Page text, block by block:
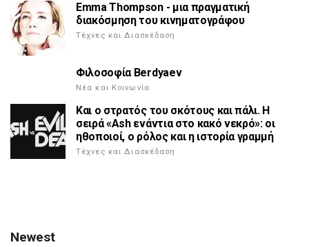
Emma Thompson - μια πραγματική
διακόσμηση του κινηματογράφου
Τέχνες και Διασκέδαση
Φιλοσοφία Berdyaev
Νέα και Κοινωνία
Και ο στρατός του σκότους και πάλι. Η
σειρά «Ash ενάντια στο κακό νεκρό»: οι
ηθοποιοί, ο ρόλος και η ιστορία γραμμή
Τέχνες και Διασκέδαση
Newest